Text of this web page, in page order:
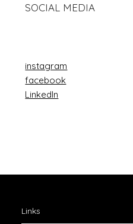
SOCIAL MEDIA
instagram
facebook
LinkedIn
Links